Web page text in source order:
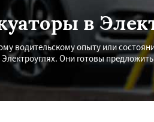
в
водительскому опыту или
Они готовы